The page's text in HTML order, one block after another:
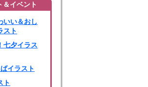
＆イベント
いい＆おし
スト
七夕イラス
イラスト
ト